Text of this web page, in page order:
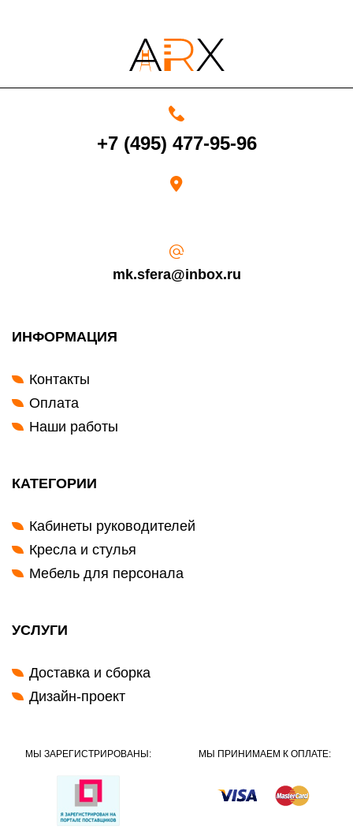
счет в течение 5-30 рабочих дней (срок зависит от банка, который
+7 (495) 477-95-96
mk.sfera@inbox.ru
ИНФОРМАЦИЯ
Контакты
Оплата
Наши работы
КАТЕГОРИИ
Кабинеты руководителей
Кресла и стулья
Мебель для персонала
УСЛУГИ
Доставка и сборка
Дизайн-проект
МЫ ЗАРЕГИСТРИРОВАНЫ: МЫ ПРИНИМАЕМ К ОПЛАТЕ: